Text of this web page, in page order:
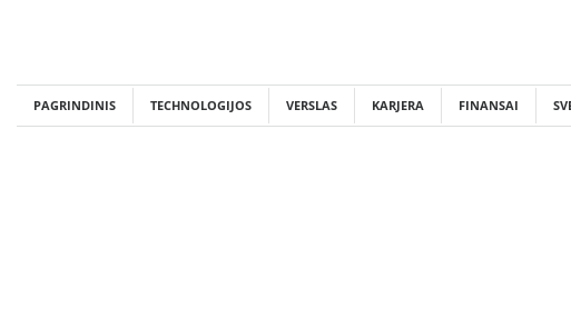
PAGRINDINIS TECHNOLOGIJOS VERSLAS KARJERA FINANSAI